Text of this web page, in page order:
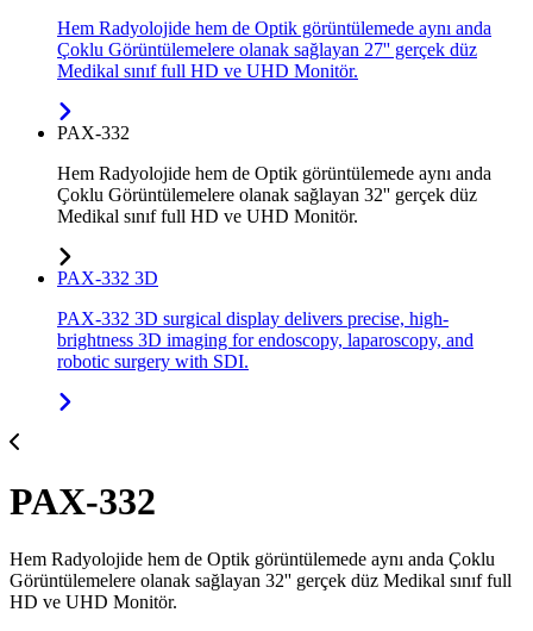
Hem Radyolojide hem de Optik görüntülemede aynı anda
Çoklu Görüntülemelere olanak sağlayan 27'' gerçek düz
Medikal sınıf full HD ve UHD Monitör.
PAX-332
Hem Radyolojide hem de Optik görüntülemede aynı anda
Çoklu Görüntülemelere olanak sağlayan 32'' gerçek düz
Medikal sınıf full HD ve UHD Monitör.
PAX-332 3D
PAX-332 3D surgical display delivers precise, high-
brightness 3D imaging for endoscopy, laparoscopy, and
robotic surgery with SDI.
PAX-332
Hem Radyolojide hem de Optik görüntülemede aynı anda Çoklu
Görüntülemelere olanak sağlayan 32'' gerçek düz Medikal sınıf full
HD ve UHD Monitör.